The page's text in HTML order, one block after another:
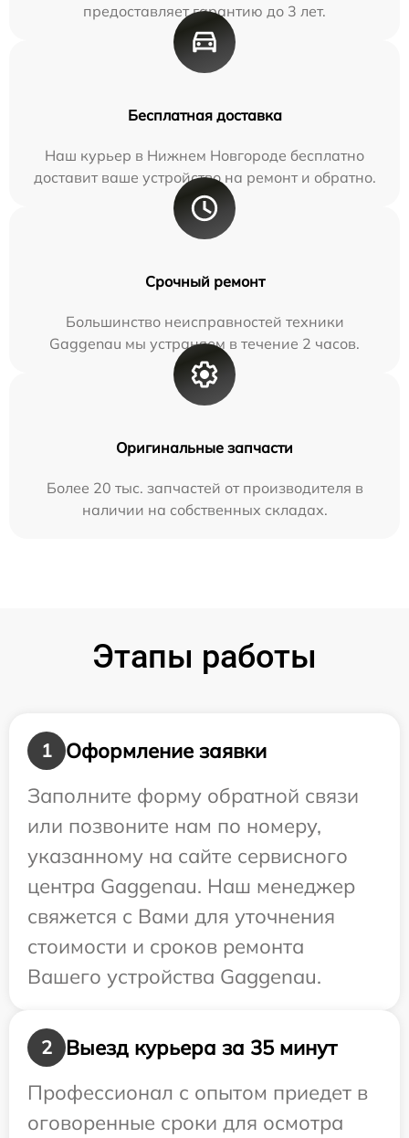
предоставляет гарантию до 3 лет.
Бесплатная доставка
Наш курьер в Нижнем Новгороде бесплатно
доставит ваше устройство на ремонт и обратно.
Срочный ремонт
Большинство неисправностей техники
Gaggenau мы устраняем в течение 2 часов.
Оригинальные запчасти
Более 20 тыс. запчастей от производителя в
наличии на собственных складах.
Этапы работы
1
Оформление заявки
Заполните форму обратной связи
или позвоните нам по номеру,
указанному на сайте сервисного
центра Gaggenau. Наш менеджер
свяжется с Вами для уточнения
стоимости и сроков ремонта
Вашего устройства Gaggenau.
2
Выезд курьера за 35 минут
Профессионал с опытом приедет в
оговоренные сроки для осмотра